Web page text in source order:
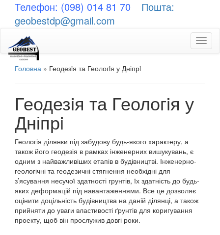
Телефон: (098) 014 81 70
Пошта:
geobestdp@gmail.com
Головна » Геодезiя та Геологiя у Дніпрi
Геодезiя та Геологiя у
Дніпрi
Геологія ділянки під забудову будь-якого характеру, а
також його геодезія в рамках інженерних вишукувань, є
одним з найважливіших етапів в будівництві. Інженерно-
геологічні та геодезичні стягнення необхідні для
з’ясування несучої здатності грунтів, їх здатність до будь-
яких деформацій під навантаженнями. Все це дозволяє
оцінити доцільність будівництва на даній ділянці, а також
прийняти до уваги властивості ґрунтів для коригування
проекту, щоб він прослужив довгі роки.